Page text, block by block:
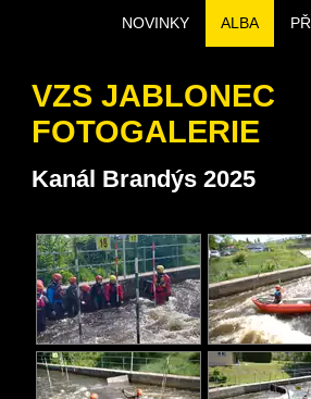
NOVINKY ALBA
VZS JABLONEC
FOTOGALERIE
Kanál Brandýs 2025